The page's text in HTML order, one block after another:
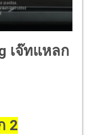
เจ๊ทแหลก
2